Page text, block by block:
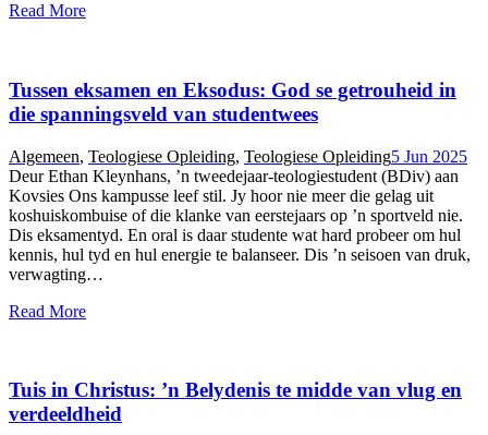
Read More
Tussen eksamen en Eksodus: God se getrouheid in
die spanningsveld van studentwees
Algemeen, Teologiese Opleiding, Teologiese Opleiding5 Jun 2025
Deur Ethan Kleynhans, ’n tweedejaar-teologiestudent (BDiv) aan
Kovsies Ons kampusse leef stil. Jy hoor nie meer die gelag uit
koshuiskombuise of die klanke van eerstejaars op ’n sportveld nie.
Dis eksamentyd. En oral is daar studente wat hard probeer om hul
kennis, hul tyd en hul energie te balanseer. Dis ’n seisoen van druk,
verwagting…
Read More
Tuis in Christus: ’n Belydenis te midde van vlug en
verdeeldheid